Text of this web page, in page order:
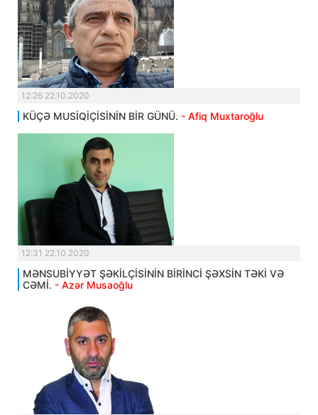
12:26 22.10.2020
KÜÇƏ MUSİQİÇİSİNİN BİR GÜNÜ. - Afiq Muxtaroğlu
12:31 22.10.2020
MƏNSUBİYYƏT ŞƏKİLÇİSİNİN BİRİNCİ ŞƏXSİN TƏKİ VƏ
CƏMİ. - Azər Musaoğlu